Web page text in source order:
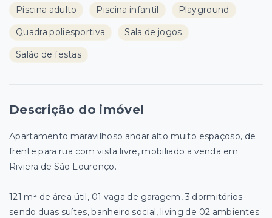
Piscina adulto Piscina infantil Playground
Quadra poliesportiva Sala de jogos
Salão de festas
Descrição do imóvel
Apartamento maravilhoso andar alto muito espaçoso, de
frente para rua com vista livre, mobiliado a venda em
Riviera de São Lourenço.
121 m² de área útil, 01 vaga de garagem, 3 dormitórios
sendo duas suítes, banheiro social, living de 02 ambientes